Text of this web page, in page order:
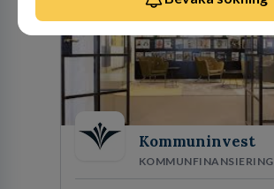
Kommuninvest
KOMMUNFINANSIERING